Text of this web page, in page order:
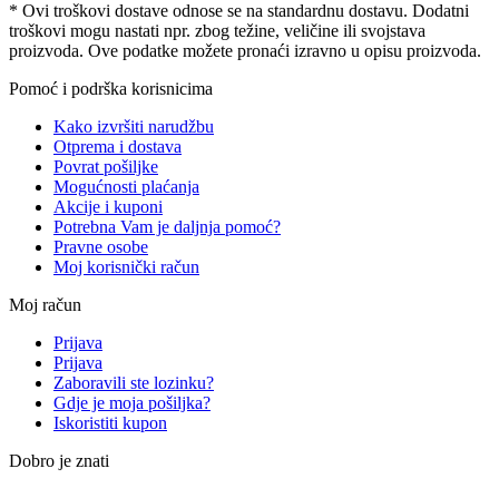
* Ovi troškovi dostave odnose se na standardnu ​​dostavu. Dodatni
troškovi mogu nastati npr. zbog težine, veličine ili svojstava
proizvoda. Ove podatke možete pronaći izravno u opisu proizvoda.
Pomoć i podrška korisnicima
Kako izvršiti narudžbu
Otprema i dostava
Povrat pošiljke
Mogućnosti plaćanja
Akcije i kuponi
Potrebna Vam je daljnja pomoć?
Pravne osobe
Moj korisnički račun
Moj račun
Prijava
Prijava
Zaboravili ste lozinku?
Gdje je moja pošiljka?
Iskoristiti kupon
Dobro je znati